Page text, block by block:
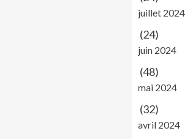
juillet 2024
(24)
juin 2024
(48)
mai 2024
(32)
avril 2024